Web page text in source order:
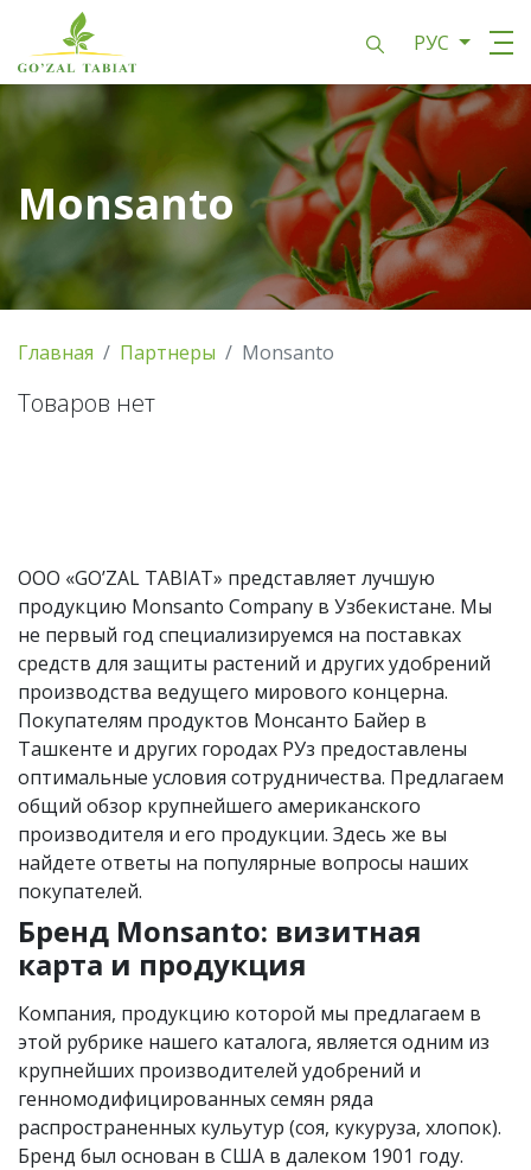
РУС
Monsanto
Главная Партнеры Monsanto
Товаров нет
OOO «GO’ZAL TABIAT» представляет лучшую
продукцию Monsanto Company в Узбекистане. Мы
не первый год специализируемся на поставках
средств для защиты растений и других удобрений
производства ведущего мирового концерна.
Покупателям продуктов Монсанто Байер в
Ташкенте и других городах РУз предоставлены
оптимальные условия сотрудничества. Предлагаем
общий обзор крупнейшего американского
производителя и его продукции. Здесь же вы
найдете ответы на популярные вопросы наших
покупателей.
Бренд Monsanto: визитная
карта и продукция
Компания, продукцию которой мы предлагаем в
этой рубрике нашего каталога, является одним из
крупнейших производителей удобрений и
генномодифицированных семян ряда
распространенных кульутур (соя, кукуруза, хлопок).
Бренд был основан в США в далеком 1901 году.